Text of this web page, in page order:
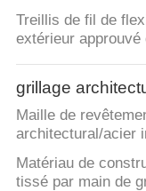
Treillis de fil de
extérieur
grillage
Maille de
architectural/acier
Matériau de
tissé par main de